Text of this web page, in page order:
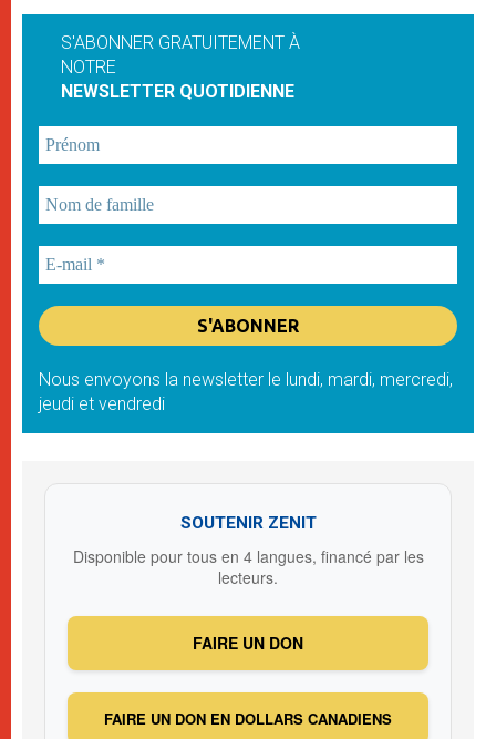
S'ABONNER GRATUITEMENT À
NOTRE
NEWSLETTER QUOTIDIENNE
Nous envoyons la newsletter le lundi, mardi, mercredi,
jeudi et vendredi
SOUTENIR ZENIT
Disponible pour tous en 4 langues, financé par les
lecteurs.
FAIRE UN DON
FAIRE UN DON EN DOLLARS CANADIENS